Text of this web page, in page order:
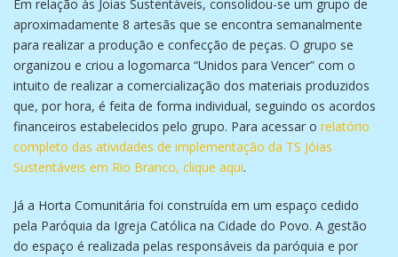
Em relação às Joias Sustentáveis, consolidou-se um grupo de
aproximadamente 8 artesãs que se encontra semanalmente
para realizar a produção e confecção de peças. O grupo se
organizou e criou a logomarca “Unidos para Vencer” com o
intuito de realizar a comercialização dos materiais produzidos
que, por hora, é feita de forma individual, seguindo os acordos
financeiros estabelecidos pelo grupo. Para acessar o relatório
completo das atividades de implementação da TS Jóias
Sustentáveis em Rio Branco, clique aqui.
Já a Horta Comunitária foi construída em um espaço cedido
pela Paróquia da Igreja Católica na Cidade do Povo. A gestão
do espaço é realizada pelas responsáveis da paróquia e por